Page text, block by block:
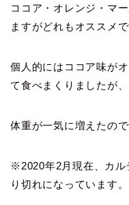
ココア・オレンジ・マ
ますがどれもオススメで
個人的にはココア味が
て食べまくりましたが、
体重が一気に増えたの
※2020年2月現在、カル
り切れになっています。